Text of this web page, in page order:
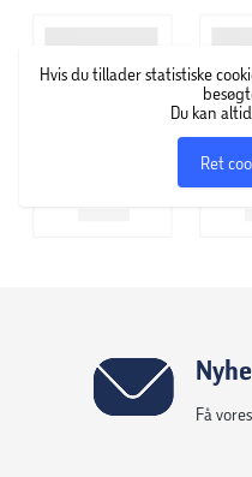
Hvis du tillader statistiske
Du kan
Ret
Få